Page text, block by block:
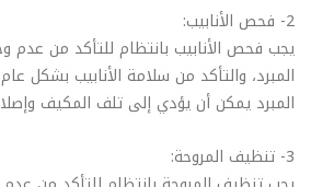
2- فحص الأنابيب:
يجب فحص الأنابيب بانتظام للتأكد من عدم
المبرد، والتأكد من سلامة الأنابيب بشكل
المبرد يمكن أن يؤدي إلى تلف المكيف
3- تنظيف المروحة: